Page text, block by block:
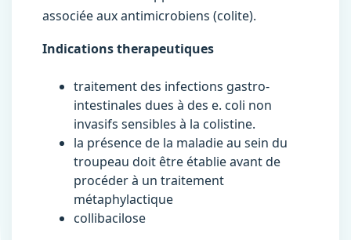
associée aux antimicrobiens (colite).
Indications therapeutiques
traitement des infections gastro-
intestinales dues à des e. coli non
invasifs sensibles à la colistine.
la présence de la maladie au sein du
troupeau doit être établie avant de
procéder à un traitement
métaphylactique
collibacilose